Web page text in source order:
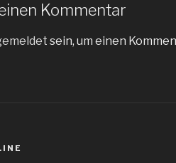
Kommentar
sein, um einen